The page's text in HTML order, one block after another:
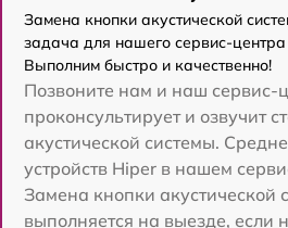
Замена кнопки акустической
задача для нашего сервис-
Выполним быстро и качественно!
Позвоните нам и наш сервис-
проконсультирует и озвучит
акустической системы.
устройств Hiper в нашем
Замена кнопки акустической
выполняется на выезде, если